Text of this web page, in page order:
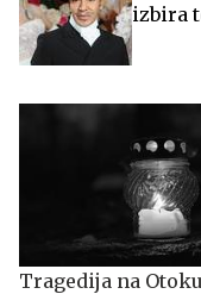
izbira
Tragedija na